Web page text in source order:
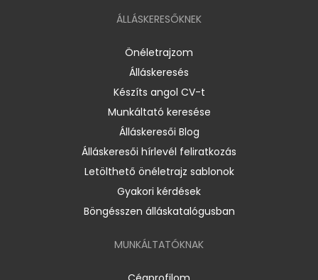
ÁLLÁSKERESŐKNEK
Önéletrajzom
Álláskeresés
Készíts angol CV-t
Munkáltató keresése
Álláskeresői Blog
Álláskeresői hírlevél feliratkozás
Letölthető önéletrajz sablonok
Gyakori kérdések
Böngésszen álláskatalógusban
MUNKÁLTATÓKNAK